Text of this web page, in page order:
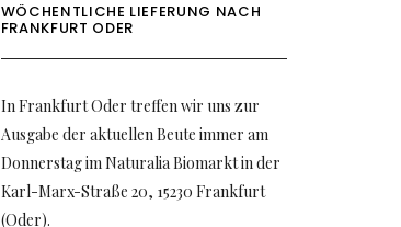
WÖCHENTLICHE LIEFERUNG NACH
FRANKFURT ODER
In Frankfurt Oder treffen wir uns zur
Ausgabe der aktuellen Beute immer am
Donnerstag im Naturalia Biomarkt in der
Karl-Marx-Straße 20, 15230 Frankfurt
(Oder).